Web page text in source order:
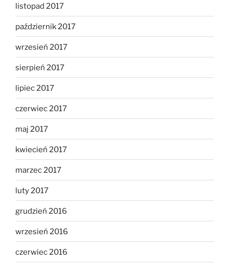
listopad 2017
październik 2017
wrzesień 2017
sierpień 2017
lipiec 2017
czerwiec 2017
maj 2017
kwiecień 2017
marzec 2017
luty 2017
grudzień 2016
wrzesień 2016
czerwiec 2016